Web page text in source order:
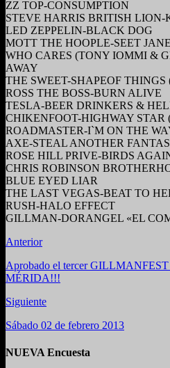
ZZ TOP-CONSUMPTION
STEVE HARRIS BRITISH
LED ZEPPELIN-BLACK DOG
MOTT THE HOOPLE-SEET JANE
WHO CARES (TONY IOMMI &
AWAY
THE SWEET-SHAPEOF
ROSS THE BOSS-BURN ALIVE
TESLA-BEER DRINKERS &
CHIKENFOOT-HIGHWAY STAR
ROADMASTER-I`M ON THE
AXE-STEAL ANOTHER
ROSE HILL PRIVE-BIRDS
CHRIS ROBINSON
BLUE EYED LIAR
THE LAST VEGAS-BEAT TO
RUSH-HALO EFFECT
GILLMAN-DORANGEL «EL
Anterior
Aprobado el tercer GILLMANFEST
MÉRIDA!!!
Siguiente
Sábado 02 de febrero 2013
NUEVA Encuesta